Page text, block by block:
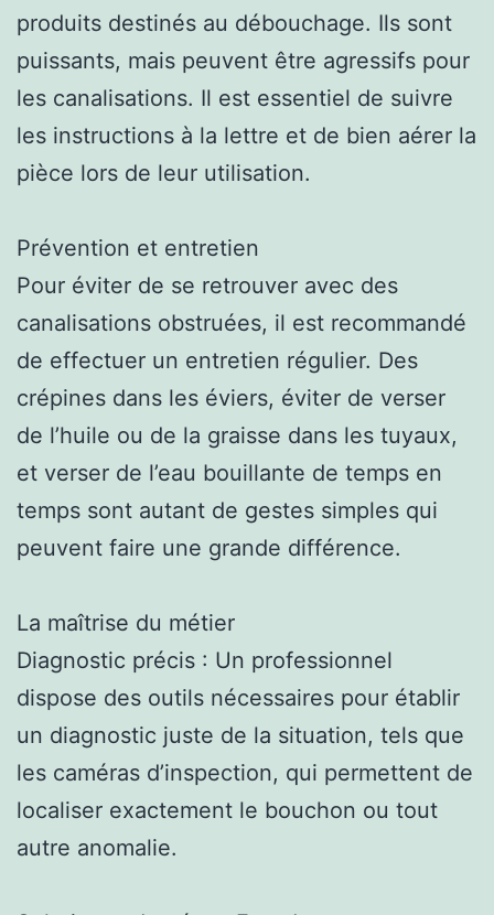
produits destinés au débouchage. Ils sont
puissants, mais peuvent être agressifs pour
les canalisations. Il est essentiel de suivre
les instructions à la lettre et de bien aérer la
pièce lors de leur utilisation.
Prévention et entretien
Pour éviter de se retrouver avec des
canalisations obstruées, il est recommandé
de effectuer un entretien régulier. Des
crépines dans les éviers, éviter de verser
de l’huile ou de la graisse dans les tuyaux,
et verser de l’eau bouillante de temps en
temps sont autant de gestes simples qui
peuvent faire une grande différence.
La maîtrise du métier
Diagnostic précis : Un professionnel
dispose des outils nécessaires pour établir
un diagnostic juste de la situation, tels que
les caméras d’inspection, qui permettent de
localiser exactement le bouchon ou tout
autre anomalie.